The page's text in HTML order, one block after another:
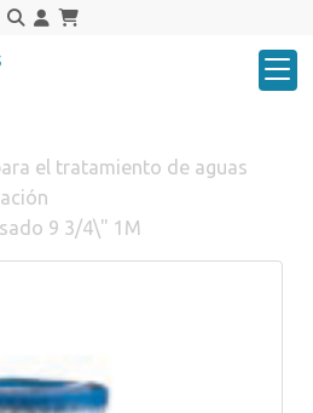
el tratamiento de aguas
9 3/4\" 1M